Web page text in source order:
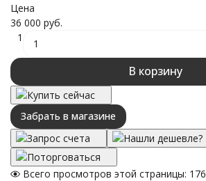
Цена
36 000 руб.
1
В корзину
Купить сейчас
Забрать в магазине
Запрос счета
Нашли дешевле?
Поторговаться
Всего просмотров этой страницы: 176